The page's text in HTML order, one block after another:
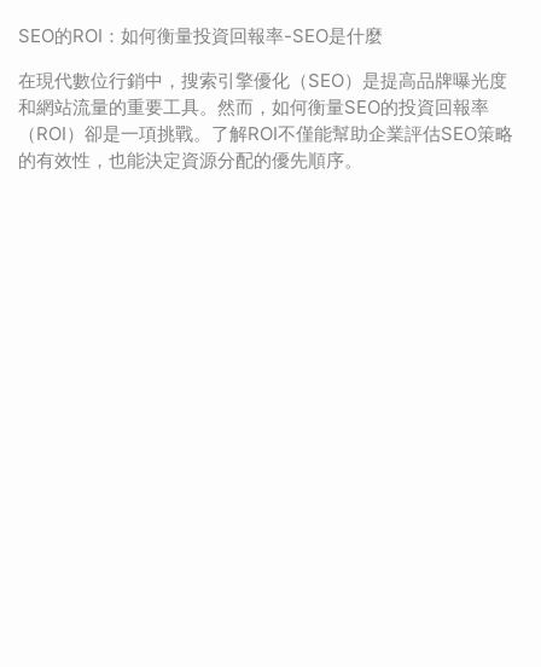
SEO的ROI：如何衡量投資回報率-SEO是什麼
在現代數位行銷中，搜索引擎優化（SEO）是提高品牌曝光度
和網站流量的重要工具。然而，如何衡量SEO的投資回報率
（ROI）卻是一項挑戰。了解ROI不僅能幫助企業評估SEO策略
的有效性，也能決定資源分配的優先順序。